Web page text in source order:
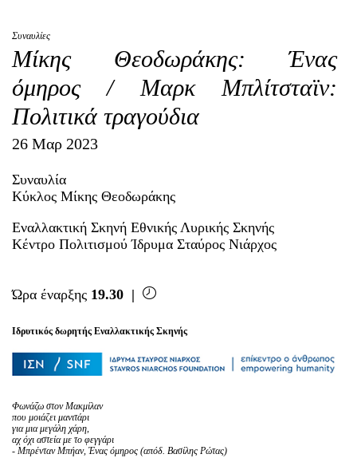
Συναυλίες
Μίκης Θεοδωράκης: Ένας
όμηρος / Μαρκ Μπλίτσταϊν:
Πολιτικά τραγούδια
26 Μαρ 2023
Συναυλία
Κύκλος Μίκης Θεοδωράκης
Εναλλακτική Σκηνή Εθνικής Λυρικής Σκηνής
Κέντρο Πολιτισμού Ίδρυμα Σταύρος Νιάρχος
Ώρα έναρξης 19.30 |
Ιδρυτικός δωρητής Εναλλακτικής Σκηνής
Φωνάζω στον Μακμίλαν
που μοιάζει μανιτάρι
για μια μεγάλη χάρη,
αχ όχι αστεία με το φεγγάρι
- Μπρένταν Μπήαν, Ένας όμηρος (απόδ. Βασίλης Ρώτας)